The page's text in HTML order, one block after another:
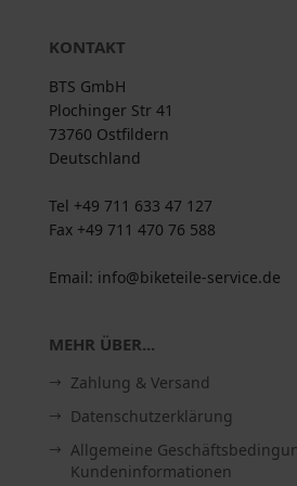
KONTAKT
BTS GmbH
Plochinger Str 41
73760 Ostfildern
Deutschland
Tel +49 711 633 47 127
Fax +49 711 470 76 588
Email: info@biketeile-service.de
MEHR ÜBER...
Zahlung & Versand
Datenschutzerklärung
Allgemeine
Kundeninformationen